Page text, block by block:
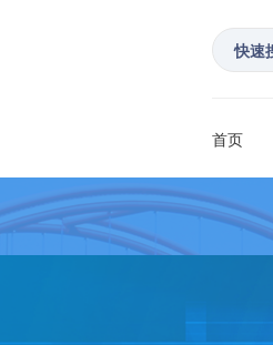
快速
首页